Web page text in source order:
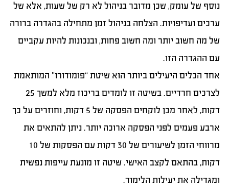
נוסף של עומק, שכן מדובר בניהול לא רק של שעות, אלא של
ערכים ועדיפויות. הצלחה בניהול זמן מתחילה בהגדרה ברורה
של מה חשוב יותר ומה חשוב פחות, ובנכונות להיות עקביים
עם ההגדרה הזו.
אחד הכלים היעילים ביותר הוא שיטת “פומודורו” המותאמת
לצרכים חרדיים. בשיטה זו לומדים בריכוז מלא למשך 25
דקות, לאחר מכן לוקחים הפסקה של 5 דקות, וחוזרים על כך
ארבע פעמים לפני הפסקה ארוכה יותר. ניתן להתאים את
מרווחי הזמן לשיעורים של 30 דקות עם הפסקות של 10
דקות, בהתאם לקצב האישי. שיטה זו מונעת עייפות נפשית
ומגדילה את יעילות הלימוד.